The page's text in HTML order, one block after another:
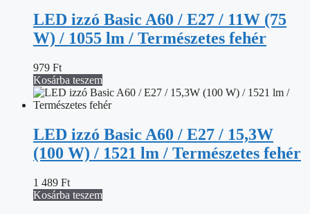
LED izzó Basic A60 / E27 / 11W (75
W) / 1055 lm / Természetes fehér
979 Ft
Kosárba teszem
LED izzó Basic A60 / E27 / 15,3W
(100 W) / 1521 lm / Természetes fehér
1 489 Ft
Kosárba teszem